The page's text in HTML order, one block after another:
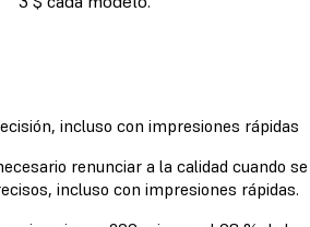
incluso con impresiones rápidas
renunciar a la calidad cuando
incluso con impresiones rápidas.